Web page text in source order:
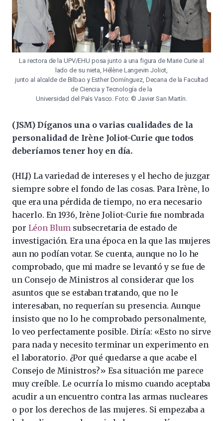
La rectora de la UPV/EHU posa junto a una figura de Marie Curie al
lado de su nieta, Hélène Langevin Joliot,
junto al alcalde de Bilbao y Esther Domínguez, Decana de la Facultad
de Ciencia y Tecnología de la
Universidad del País Vasco. Foto: © Javier San Martín.
(JSM) Díganos una o varias cualidades de la
personalidad de Irène Joliot-Curie que todos
deberíamos tener hoy en día.
(HLJ) La variedad de intereses y el hecho de juzgar
siempre sobre el fondo de las cosas. Para Irène, lo
que era una pérdida de tiempo, no era necesario
hacerlo. En 1936, Irène Joliot-Curie fue nombrada
por Léon Blum subsecretaria de estado de
investigación. Era una época en la que las mujeres
aun no podían votar. Se cuenta, aunque no lo he
comprobado, que mi madre se levantó y se fue de
un Consejo de Ministros al considerar que los
asuntos que se estaban tratando, que no le
interesaban, no requerían su presencia. Aunque
insisto que no lo he comprobado personalmente,
lo veo perfectamente posible. Diría: «Esto no sirve
para nada y necesito terminar un experimento en
el laboratorio. ¿Por qué quedarse a que acabe el
Consejo de Ministros?» Esa situación me parece
muy creíble. Le ocurría lo mismo cuando aceptaba
acudir a un encuentro contra las armas nucleares
o por los derechos de las mujeres. Si empezaba a